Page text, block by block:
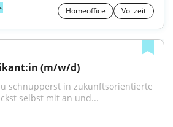
Homeoffice Vollzeit
(m/w/d)
schnupperst in zukunftsorientierte
selbst mit an und...